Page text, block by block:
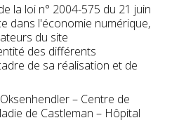
la loi n° 2004-575 du 21 juin
dans l'économie numérique,
du site
des différents
de sa réalisation et de
– Centre de
de Castleman – Hôpital